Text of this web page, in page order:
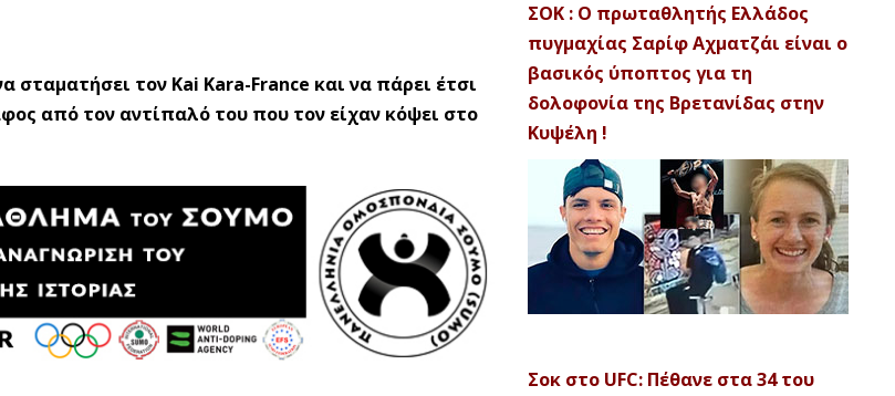
τον Kai Kara-France και να πάρει έτσι
από τον αντίπαλό του που τον είχαν κόψει στο
ΣΟΚ : Ο πρωταθλητής Ελλάδος
πυγμαχίας Σαρίφ Αχματζάι είναι ο
βασικός ύποπτος για τη
δολοφονία της Βρετανίδας στην
Κυψέλη !
Σοκ στο UFC: Πέθανε στα 34 του